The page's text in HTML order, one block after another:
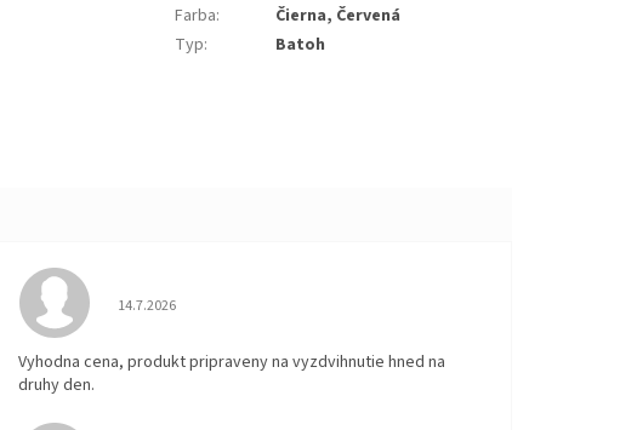
Farba:
Čierna, Červená
Typ: Batoh
Hodnotenie obchodu je 5 z 5 hviezdičiek.
14.7.2026
Vyhodna cena, produkt pripraveny na vyzdvihnutie hned na
druhy den.